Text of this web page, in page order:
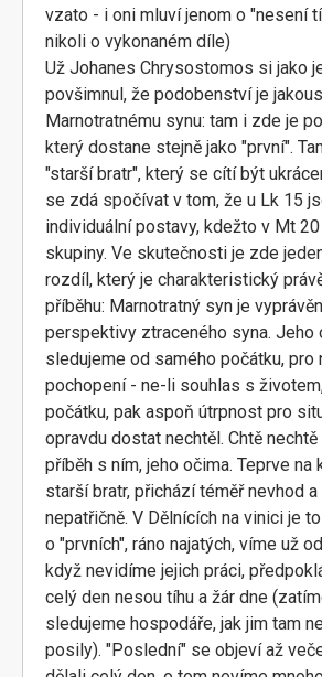
vzato - i oni mluví jenom o "nesení
nikoli o vykonaném díle)
Už Johanes Chrysostomos si jako
povšimnul, že podobenství je
Marnotratnému synu: tam i zde je
který dostane stejně jako "první".
"starší bratr", který se cítí být
se zdá spočívat v tom, že u Lk 15
individuální postavy, kdežto v Mt
skupiny. Ve skutečnosti je zde
rozdíl, který je charakteristický
příběhu: Marnotratný syn je
perspektivy ztraceného syna. Jeho
sledujeme od samého počátku, pro
pochopení - ne-li souhlas s
počátku, pak aspoň útrpnost pro
opravdu dostat nechtěl. Chtě
příběh s ním, jeho očima. Teprve na
starší bratr, přichází téměř nevhod
nepatřičně. V Dělnících na vinici je
o "prvních", ráno najatých, víme už
když nevidíme jejich práci,
celý den nesou tíhu a žár dne
sledujeme hospodáře, jak jim tam
posily). "Poslední" se objeví až